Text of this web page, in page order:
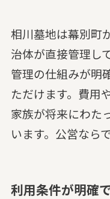
相川墓地は幕別町
治体が直接管理し
管理の仕組みが明
ただけます。費用
家族が将来にわた
います。公営なら
利用条件が明確